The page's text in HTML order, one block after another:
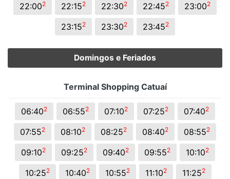
22:002 22:152 22:302 22:452 23:002
23:152 23:302 23:452
Domingos e Feriados
Terminal Shopping Catuaí
06:402 06:552 07:102 07:252 07:402
07:552 08:102 08:252 08:402 08:552
09:102 09:252 09:402 09:552 10:102
10:252 10:402 10:552 11:102 11:252